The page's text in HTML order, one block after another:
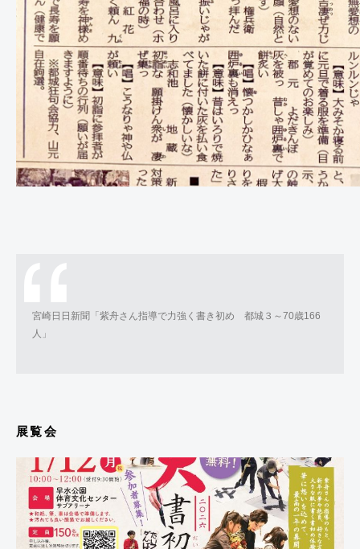
宮崎日日新聞「紫舟さん指導で力強く書き初め 都城３～70歳166
人」
展覧会